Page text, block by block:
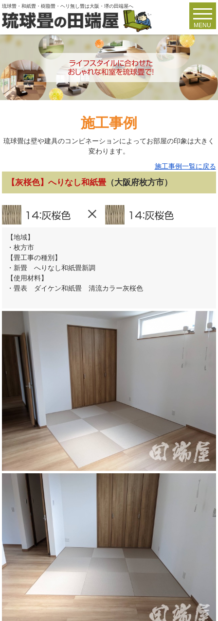
琉球畳・和紙畳・樹脂畳・ヘリ無し畳は大阪・堺の田端屋へ
MENU
施工事例
琉球畳は壁や建具のコンビネーションによってお部屋の印象は大きく
変わります。
施工事例一覧に戻る
【灰桜色】へりなし和紙畳 （大阪府枚方市）
【地域】
・枚方市
【畳工事の種別】
・新畳 へりなし和紙畳新調
【使用材料】
・畳表 ダイケン和紙畳 清流カラー灰桜色